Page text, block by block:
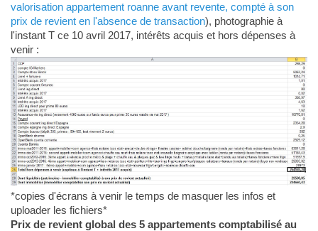
valorisation appartement roanne avant revente, compté à son
prix de revient en l'absence de transaction), photographie à
l'instant T ce 10 avril 2017, intérêts acquis et hors dépenses à
venir :
*copies d'écrans à venir le temps de masquer les infos et
uploader les fichiers*
Prix de revient global des 5 appartements comptabilisé au